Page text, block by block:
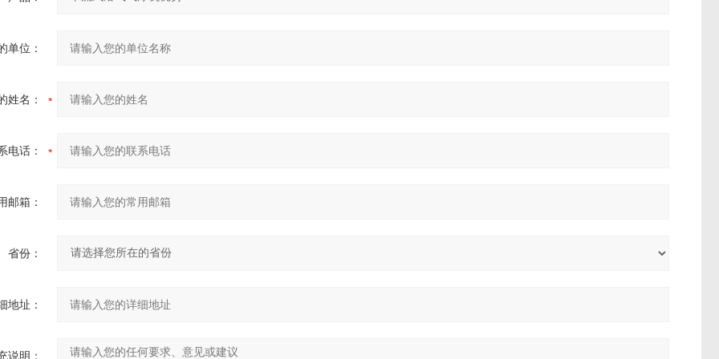
单位：
姓名：
电话：
邮箱：
省份：
地址：
说明：